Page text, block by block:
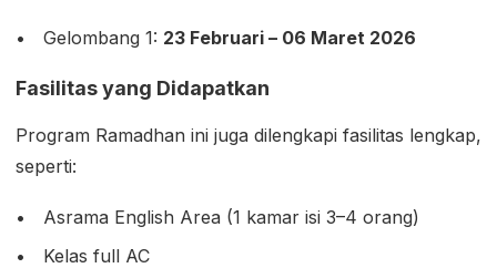
Gelombang 1: 23 Februari – 06 Maret 2026
Fasilitas yang Didapatkan
Program Ramadhan ini juga dilengkapi fasilitas lengkap,
seperti:
Asrama English Area (1 kamar isi 3–4 orang)
Kelas full AC